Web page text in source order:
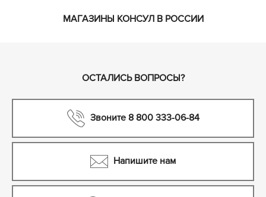
МАГАЗИНЫ КОНСУЛ В РОССИИ
ОСТАЛИСЬ ВОПРОСЫ?
Звоните 8 800 333-06-84
Напишите нам